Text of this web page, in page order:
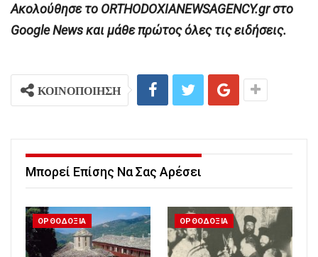
Ακολούθησε το ORTHODOXIANEWSAGENCY.gr στο
Google News και μάθε πρώτος όλες τις ειδήσεις.
ΚΟΙΝΟΠΟΙΗΣΗ
Μπορεί Επίσης Να Σας Αρέσει
ΟΡΘΟΔΟΞΙΑ ΟΡΘΟΔΟΞΙΑ